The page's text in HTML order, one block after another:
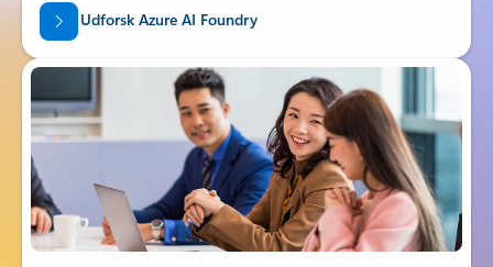
Udforsk Azure AI Foundry